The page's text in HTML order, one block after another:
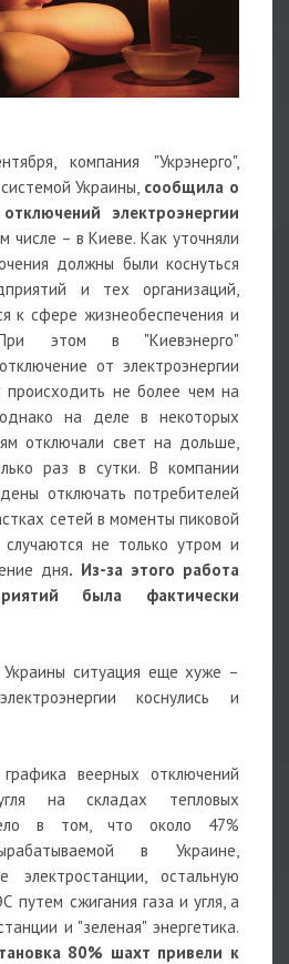
компания "Укрэнерго",
Украины, сообщила о
электроэнергии
числе – в Киеве. Как уточняли
должны были коснуться
и тех организаций,
к сфере жизнеобеспечения и
этом в "Киевэнерго"
от электроэнергии
происходить не более чем на
на деле в некоторых
отключали свет на дольше,
раз в сутки. В компании
отключать потребителей
сетей в моменты пиковой
случаются не только утром и
дня. Из-за этого работа
была фактически
Украины ситуация еще хуже –
коснулись и
веерных отключений
на складах тепловых
в том, что около 47%
в Украине,
электростанции, остальную
путем сжигания газа и угля, а
и "зеленая" энергетика.
80% шахт привели к